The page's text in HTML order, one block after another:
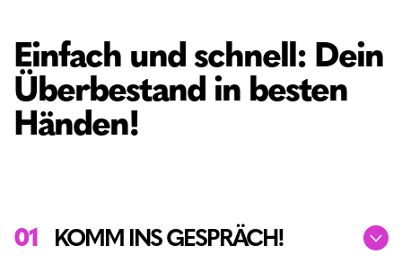
Einfach und schnell: Dein
Überbestand in besten
Händen!
01 KOMM INS GESPRÄCH!